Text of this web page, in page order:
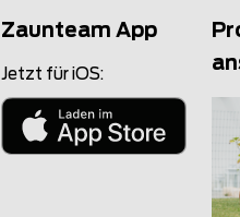
Zaunteam App
Jetzt für iOS: